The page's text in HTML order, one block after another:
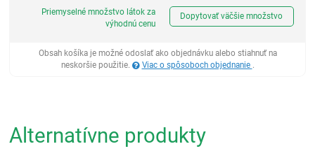
Priemyselné množstvo látok za
výhodnú cenu
Dopytovať väčšie množstvo
Obsah košíka je možné odoslať ako objednávku alebo stiahnuť na
neskoršie použitie.
Viac o spôsoboch objednanie .
Alternatívne produkty